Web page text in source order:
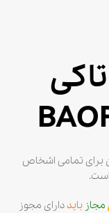
برای تمامی اشخاص
است.
مجاز باید دارای مجوز